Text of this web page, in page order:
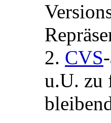
2. CVS
u.U. zu